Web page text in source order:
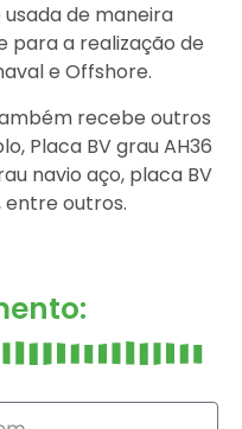
de maneira
a realização de
e Offshore.
recebe outros
Placa BV grau AH36
navio aço, placa BV
entre outros.